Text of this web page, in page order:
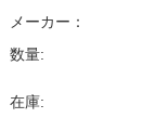
メーカー：
数量:
在庫: